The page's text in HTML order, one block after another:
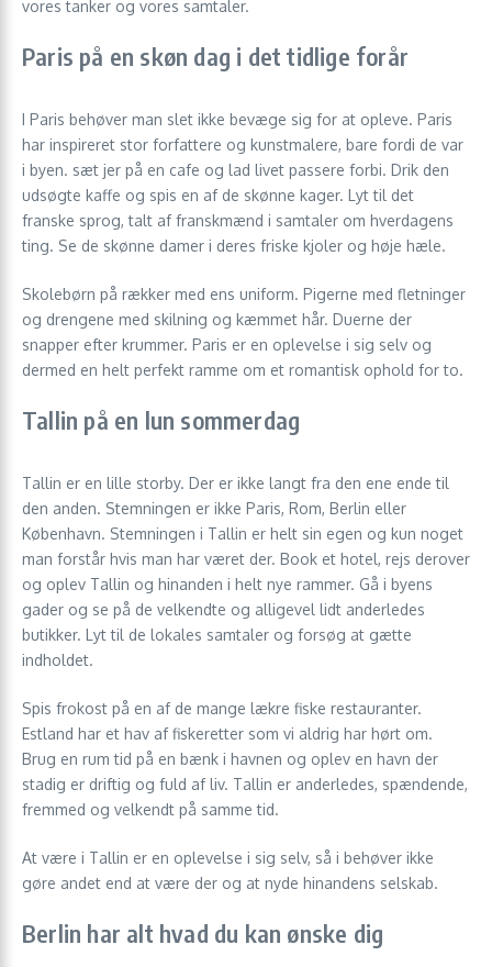
vores tanker og vores samtaler.
Paris på en skøn dag i det tidlige forår
I Paris behøver man slet ikke bevæge sig for at opleve. Paris
har inspireret stor forfattere og kunstmalere, bare fordi de var
i byen. sæt jer på en cafe og lad livet passere forbi. Drik den
udsøgte kaffe og spis en af de skønne kager. Lyt til det
franske sprog, talt af franskmænd i samtaler om hverdagens
ting. Se de skønne damer i deres friske kjoler og høje hæle.
Skolebørn på rækker med ens uniform. Pigerne med fletninger
og drengene med skilning og kæmmet hår. Duerne der
snapper efter krummer. Paris er en oplevelse i sig selv og
dermed en helt perfekt ramme om et romantisk ophold for to.
Tallin på en lun sommerdag
Tallin er en lille storby. Der er ikke langt fra den ene ende til
den anden. Stemningen er ikke Paris, Rom, Berlin eller
København. Stemningen i Tallin er helt sin egen og kun noget
man forstår hvis man har været der. Book et hotel, rejs derover
og oplev Tallin og hinanden i helt nye rammer. Gå i byens
gader og se på de velkendte og alligevel lidt anderledes
butikker. Lyt til de lokales samtaler og forsøg at gætte
indholdet.
Spis frokost på en af de mange lækre fiske restauranter.
Estland har et hav af fiskeretter som vi aldrig har hørt om.
Brug en rum tid på en bænk i havnen og oplev en havn der
stadig er driftig og fuld af liv. Tallin er anderledes, spændende,
fremmed og velkendt på samme tid.
At være i Tallin er en oplevelse i sig selv, så i behøver ikke
gøre andet end at være der og at nyde hinandens selskab.
Berlin har alt hvad du kan ønske dig